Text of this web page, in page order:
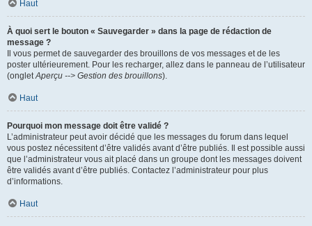
Haut
À quoi sert le bouton « Sauvegarder » dans la page de rédaction de
message ?
Il vous permet de sauvegarder des brouillons de vos messages et de les
poster ultérieurement. Pour les recharger, allez dans le panneau de l’utilisateur
(ongletAperçu --> Gestion des brouillons).
Haut
Pourquoi mon message doit être validé ?
L’administrateur peut avoir décidé que les messages du forum dans lequel
vous postez nécessitent d’être validés avant d’être publiés. Il est possible aussi
que l’administrateur vous ait placé dans un groupe dont les messages doivent
être validés avant d’être publiés. Contactez l’administrateur pour plus
d’informations.
Haut